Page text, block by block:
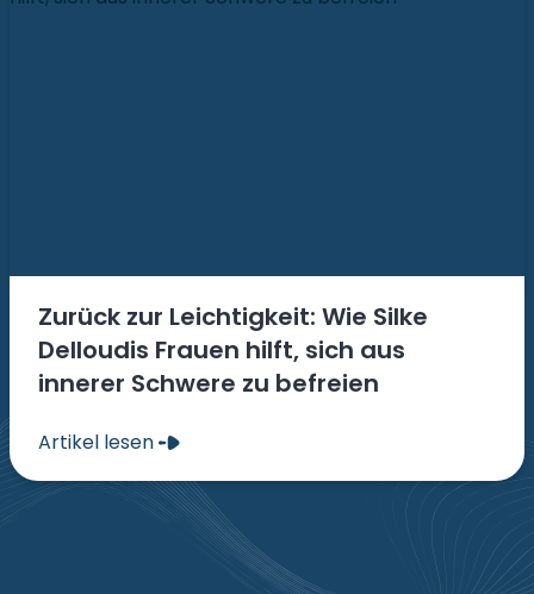
Zurück zur Leichtigkeit: Wie Silke
Delloudis Frauen hilft, sich aus
innerer Schwere zu befreien
Artikel lesen